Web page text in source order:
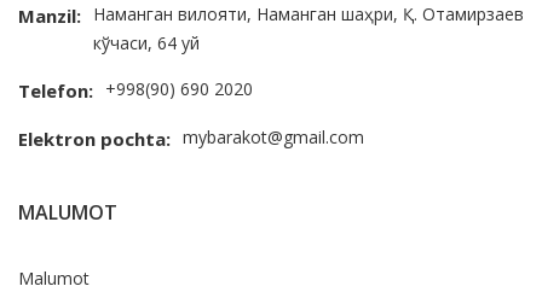
Manzil: Наманган вилояти, Наманган шаҳри, Қ. Отамирзаев
кўчаси, 64 уй
Telefon: +998(90) 690 2020
Elektron pochta: mybarakot@gmail.com
MALUMOT
Malumot